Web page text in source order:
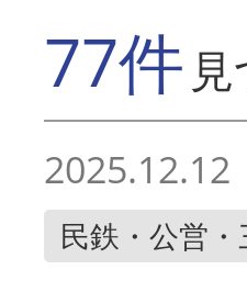
77件
2025.12.12
民鉄・公営・